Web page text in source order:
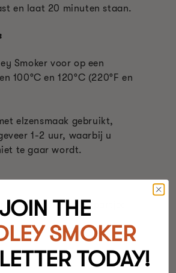
en laat 20 minuten staan.
Smoker voor op een
100°C en 120°C (220°F en
elzensmaak gebruikt,
1-2 uur, waarbij u
te gaar wordt.
met peterselie en partjes
THE
SMOKER
TODAY!